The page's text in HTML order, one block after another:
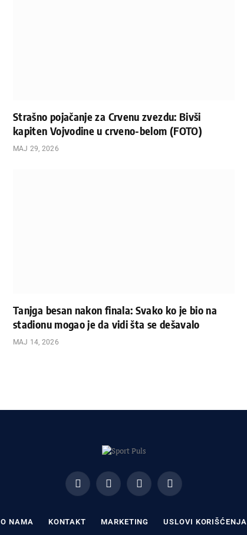
Strašno pojačanje za Crvenu zvezdu: Bivši
kapiten Vojvodine u crveno-belom (FOTO)
МАЈ 29, 2026
Tanjga besan nakon finala: Svako ko je bio na
stadionu mogao je da vidi šta se dešavalo
МАЈ 14, 2026
FacebookX
(Twitter)
InstagramPinterest
O NAMA KONTAKT MARKETING USLOVI KORIŠĆENJA